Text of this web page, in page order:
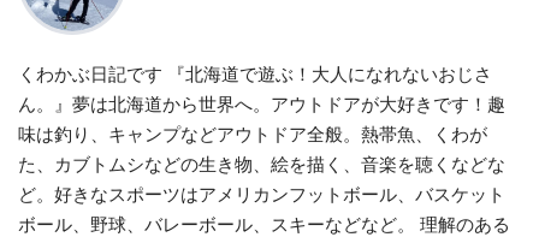
くわかぶ日記です 『北海道で遊ぶ！大人になれないおじさ
ん。』夢は北海道から世界へ。アウトドアが大好きです！趣
味は釣り、キャンプなどアウトドア全般。熱帯魚、くわが
た、カブトムシなどの生き物、絵を描く、音楽を聴くなどな
ど。好きなスポーツはアメリカンフットボール、バスケット
ボール、野球、バレーボール、スキーなどなど。 理解のある